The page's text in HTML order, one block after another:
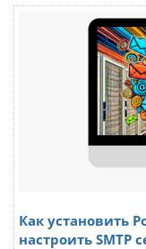
Как установить
настроить SMTP